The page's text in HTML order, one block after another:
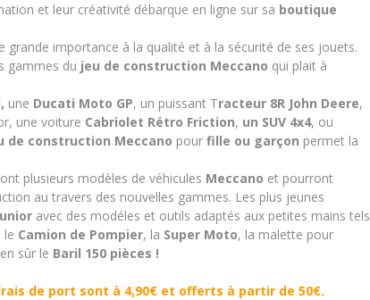
et leur créativité débarque en ligne sur sa boutique
grande importance à la qualité et à la sécurité de ses jouets.
gammes du jeu de construction Meccano qui plait à
une Ducati Moto GP, un puissant Tracteur 8R John Deere,
une voiture Cabriolet Rétro Friction, un SUV 4x4, ou
de construction Meccano pour fille ou garçon permet la
plusieurs modèles de véhicules Meccano et pourront
au travers des nouvelles gammes. Les plus jeunes
avec des modéles et outils adaptés aux petites mains tels
le Camion de Pompier, la Super Moto, la malette pour
sûr le Baril 150 pièces !
de port sont à 4,90€ et offerts à partir de 50€.